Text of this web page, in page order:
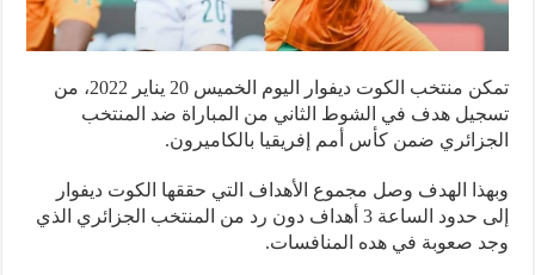
تمكن منتخب الكوت ديفوار اليوم الخميس 20 يناير 2022، من
هدف في الشوط الثاني من المباراة ضد المنتخب
ضمن كأس أمم إفريقيا بالكاميرون.
الهدف وصل مجموع الأهداف التي حققها الكوت ديفوار
إلى حدود الساعة 3 أهداف دون رد من المنتخب الجزائري الذي
صعوبة في هده المنافسات.